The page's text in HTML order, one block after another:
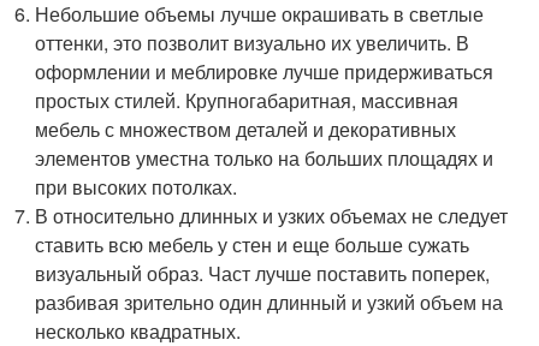
Небольшие объемы лучше окрашивать в светлые
оттенки, это позволит визуально их увеличить. В
оформлении и меблировке лучше придерживаться
простых стилей. Крупногабаритная, массивная
мебель с множеством деталей и декоративных
элементов уместна только на больших площадях и
при высоких потолках.
В относительно длинных и узких объемах не следует
ставить всю мебель у стен и еще больше сужать
визуальный образ. Част лучше поставить поперек,
разбивая зрительно один длинный и узкий объем на
несколько квадратных.